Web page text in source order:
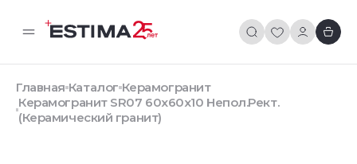
Главная Каталог Керамогранит
Керамогранит SR07 60x60х10 Непол.Рект.
(Керамический гранит)